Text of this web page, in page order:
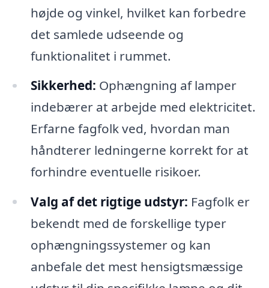
højde og vinkel, hvilket kan forbedre
det samlede udseende og
funktionalitet i rummet.
Sikkerhed: Ophængning af lamper
indebærer at arbejde med elektricitet.
Erfarne fagfolk ved, hvordan man
håndterer ledningerne korrekt for at
forhindre eventuelle risikoer.
Valg af det rigtige udstyr: Fagfolk er
bekendt med de forskellige typer
ophængningssystemer og kan
anbefale det mest hensigtsmæssige